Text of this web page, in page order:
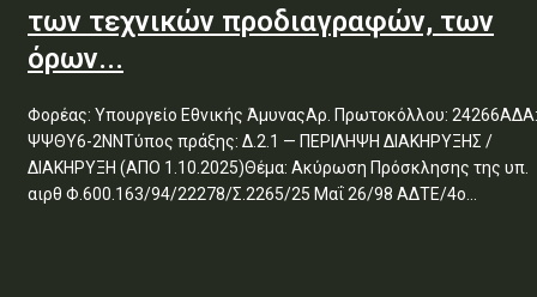
των τεχνικών προδιαγραφών, των
όρων...
Φορέας: Υπουργείο Εθνικής ΆμυναςΑρ. Πρωτοκόλλου: 24266ΑΔΑ:
ΨΨΘΥ6-2ΝΝΤύπος πράξης: Δ.2.1 — ΠΕΡΙΛΗΨΗ ΔΙΑΚΗΡΥΞΗΣ /
ΔΙΑΚΗΡΥΞΗ (ΑΠΟ 1.10.2025)Θέμα: Ακύρωση Πρόσκλησης της υπ.
αιρθ Φ.600.163/94/22278/Σ.2265/25 Μαΐ 26/98 ΑΔΤΕ/4ο...